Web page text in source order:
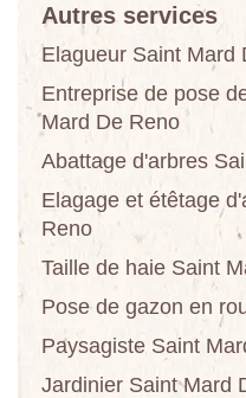
Autres services
Elagueur Saint Mard
Entreprise de pose
Mard De Reno
Abattage d'arbres
Elagage et étêtage
Reno
Taille de haie Saint
Pose de gazon en
Paysagiste Saint
Jardinier Saint Mard